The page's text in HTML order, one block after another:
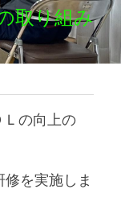
取り組み
の向上の
を実施しま